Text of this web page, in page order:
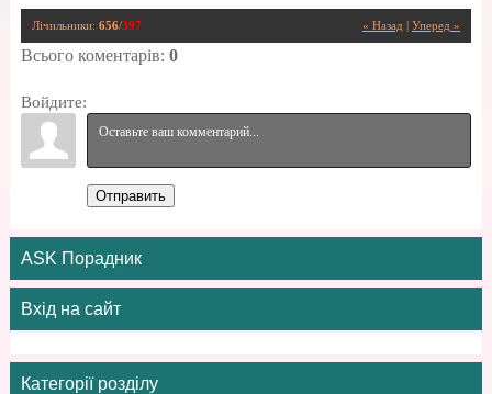
« Назад Уперед »
Лічильники: 656/397
Всього коментарів: 0
Войдите:
Отправить
ASK Порадник
Вхід на сайт
Категорії розділу